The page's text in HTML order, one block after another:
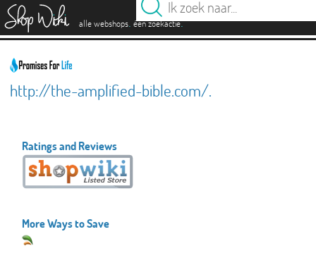
alle webshops. één zoekactie.
http://the-amplified-bible.com/.
Ratings and Reviews
More Ways to Save